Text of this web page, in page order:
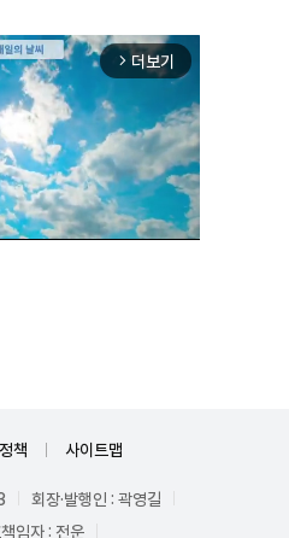
arrow_forward_ios 더보기
책 사이트맵
회장·발행인 : 곽영길
임자 : 전운